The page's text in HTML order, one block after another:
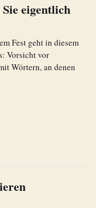
eigentlich
Fest geht in diesem
Vorsicht vor
Wörtern, an denen